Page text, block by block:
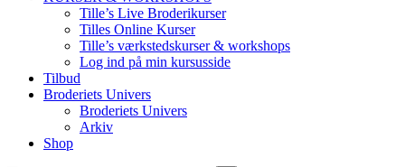
Tille’s Live Broderikurser
Tilles Online Kurser
Tille’s værkstedskurser & workshops
Log ind på min kursusside
Tilbud
Broderiets Univers
Broderiets Univers
Arkiv
Shop